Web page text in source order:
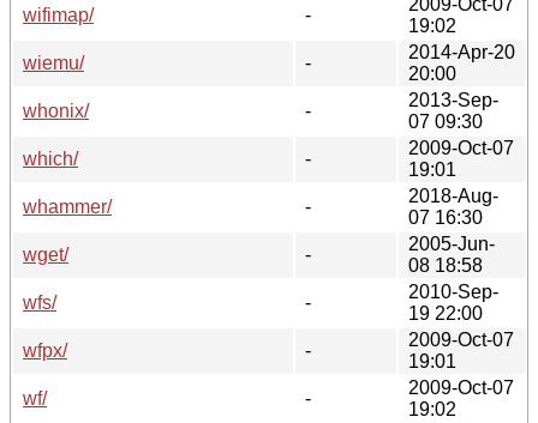
wifimap/
-
19:02
wiemu/
-
2014-Apr-20
20:00
whonix/
-
2013-Sep-
07 09:30
which/
-
2009-Oct-07
19:01
whammer/
-
2018-Aug-
07 16:30
wget/
-
2005-Jun-
08 18:58
wfs/
-
2010-Sep-
19 22:00
wfpx/
-
2009-Oct-07
19:01
wf/
-
2009-Oct-07
19:02